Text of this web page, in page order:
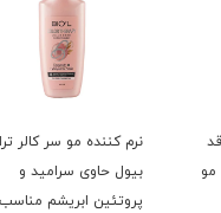
مو
نرم کننده مو سر کالر
بیول حاوی سرامید و
پروتئین ابریشم مناسب